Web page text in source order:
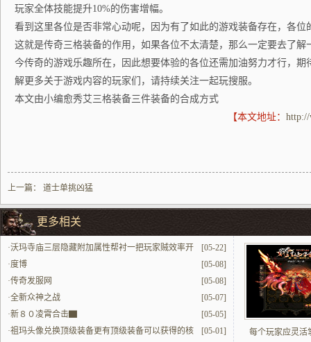
玩家全体技能提升10%的伤害增幅。
看到这里各位是否非常心动呢，因为有了如此的游戏装备存在，各
这就是传奇三格装备的作用，如果各位不太清楚，那么一定要去了
今传奇的游戏乐趣所在，因此想要体验的各位还需加油努力才行，
解更多关于游戏内容的玩家们，请持续关注一起玩搜服。
本文由小编愈秀艾三格装备三件装备的合成方式
【本文地址： http://
上一篇： 道士单挑凶猛
更多相关
[05-22]
·沃玛寺庙三层隐藏附加属性帮衬一把玩家贼效率开
荒
[05-08]
·度博
[05-08]
·传奇发服网
[05-07]
·全新众神之战
[05-05]
·新８０凌霄合击▇
[05-01]
·祖玛头像兑换顶级装备更有顶级装备可以获得的核
每个玩家应灵活